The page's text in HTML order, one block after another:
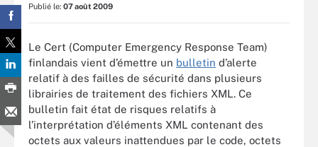
Publié le: 07 août 2009
Le Cert (Computer Emergency Response Team)
finlandais vient d’émettre un bulletin d’alerte
relatif à des failles de sécurité dans plusieurs
librairies de traitement des fichiers XML. Ce
bulletin fait état de risques relatifs à
l’interprétation d’éléments XML contenant des
octets aux valeurs inattendues par le code, octets